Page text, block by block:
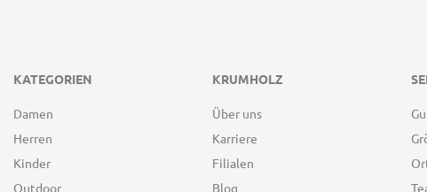
KATEGORIEN
Damen
Herren
Kinder
Outdoor
KRUMHOLZ
Über uns
Karriere
Filialen
Blog